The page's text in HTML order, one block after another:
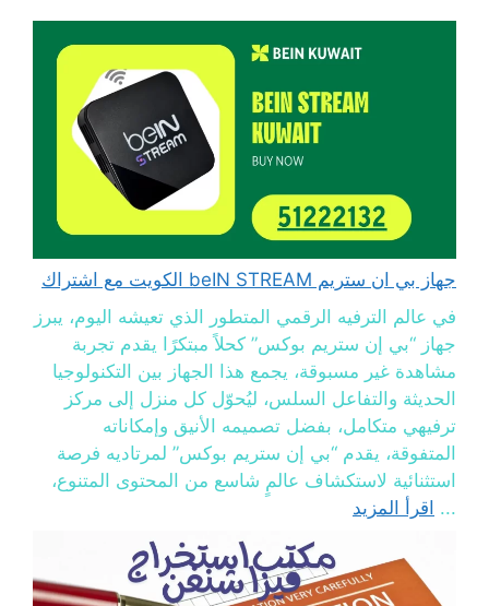
جهاز بي ان ستريم beIN STREAM الكويت مع اشتراك
في عالم الترفيه الرقمي المتطور الذي تعيشه اليوم، يبرز
جهاز “بي إن ستريم بوكس” كحلاً مبتكرًا يقدم تجربة
مشاهدة غير مسبوقة، يجمع هذا الجهاز بين التكنولوجيا
الحديثة والتفاعل السلس، ليُحوّل كل منزل إلى مركز
ترفيهي متكامل، بفضل تصميمه الأنيق وإمكاناته
المتفوقة، يقدم “بي إن ستريم بوكس” لمرتاديه فرصة
استثنائية لاستكشاف عالمٍ شاسع من المحتوى المتنوع،
... اقرأ المزيد